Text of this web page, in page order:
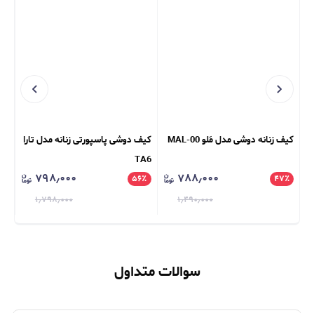
کیف زنانه دوشی مدل مَلو MAL-00
۴۷٪ ۷۸۸٫۰۰۰
۱٫۴۹۰٫۰۰۰
کیف دوشی پاسپورتی زنانه مدل تارا
TA6
۵۶٪ ۷۹۸٫۰۰۰
۱٫۷۹۸٫۰۰۰
سوالات متداول